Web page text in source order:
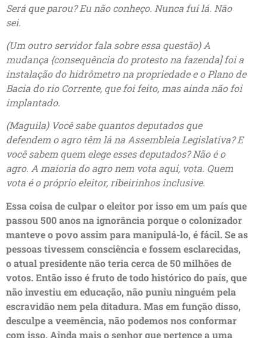
Será que parou? Eu não conheço. Nunca fui lá. Não
sei.
(Um outro servidor fala sobre essa questão) A
mudança {consequência do protesto na fazenda] foi a
instalação do hidrômetro na propriedade e o Plano de
Bacia do rio Corrente, que foi feito, mas ainda não foi
implantado.
(Maguila) Você sabe quantos deputados que
defendem o agro têm lá na Assembleia Legislativa? E
você sabem quem elege esses deputados? Não é o
agro. A maioria do agro nem vota aqui, vota. Quem
vota é o próprio eleitor, ribeirinhos inclusive.
Essa coisa de culpar o eleitor por isso em um país que
passou 500 anos na ignorância porque o colonizador
manteve o povo assim para manipulá-lo, é fácil. Se as
pessoas tivessem consciência e fossem esclarecidas,
o atual presidente não teria cerca de 50 milhões de
votos. Então isso é fruto de todo histórico do país, que
não investiu em educação, não puniu ninguém pela
escravidão nem pela ditadura. Mas em função disso,
desculpe a veemência, não podemos nos conformar
com isso. Ainda mais o senhor que pertence a uma